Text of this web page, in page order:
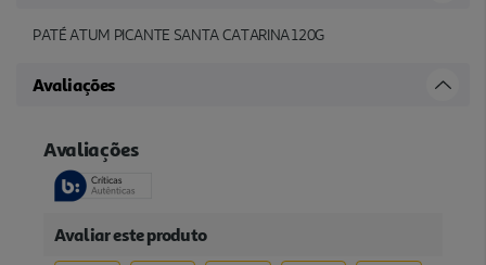
PATÉ ATUM PICANTE SANTA CATARINA 120G
Avaliações